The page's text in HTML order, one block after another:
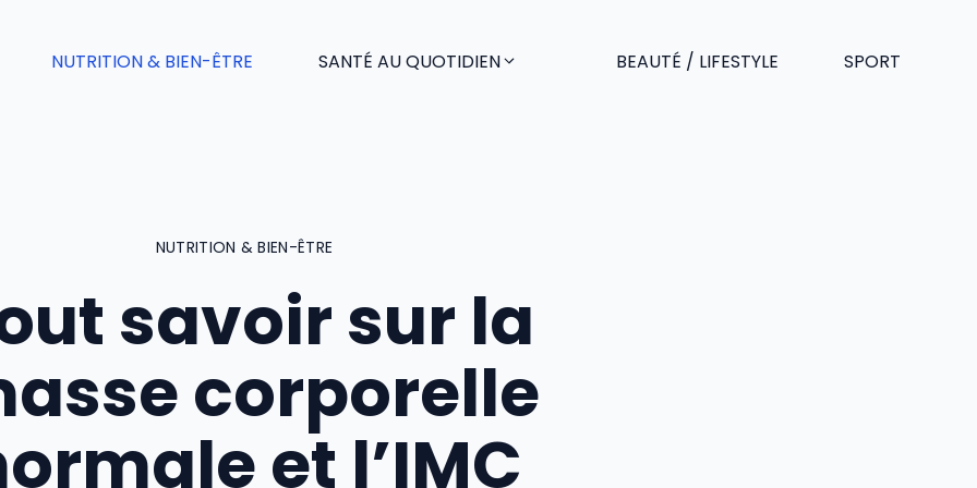
NUTRITION & BIEN-ÊTRE SANTÉ AU QUOTIDIEN BEAUTÉ / LIFESTYLE SPORT
NUTRITION & BIEN-ÊTRE
savoir sur la
corporelle
et l’IMC